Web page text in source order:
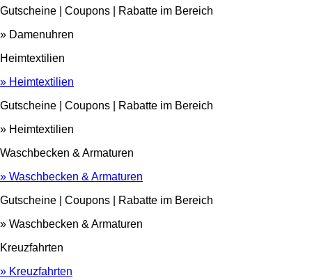
Gutscheine | Coupons | Rabatte im Bereich
» Damenuhren
Heimtextilien
» Heimtextilien
Gutscheine | Coupons | Rabatte im Bereich
» Heimtextilien
Waschbecken & Armaturen
» Waschbecken & Armaturen
Gutscheine | Coupons | Rabatte im Bereich
» Waschbecken & Armaturen
Kreuzfahrten
» Kreuzfahrten